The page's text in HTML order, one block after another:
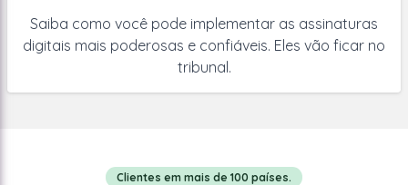
Saiba como você pode implementar as assinaturas
digitais mais poderosas e confiáveis. Eles vão ficar no
tribunal.
Clientes em mais de 100 países.